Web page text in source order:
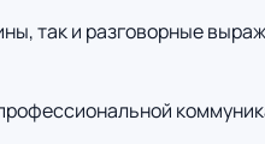
так и разговорные